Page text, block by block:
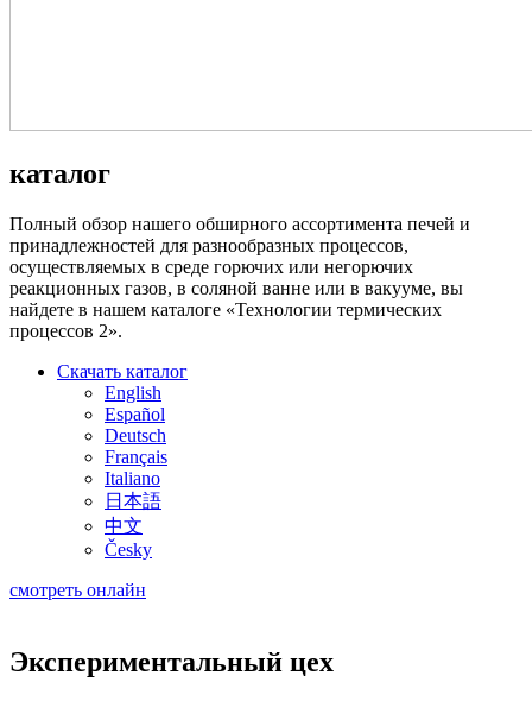
каталог
Полный обзор нашего обширного ассортимента печей и
принадлежностей для разнообразных процессов,
осуществляемых в среде горючих или негорючих
реакционных газов, в соляной ванне или в вакууме, вы
найдете в нашем каталоге «Технологии термических
процессов 2».
Скачать каталог
English
Español
Deutsch
Français
Italiano
日本語
中文
Česky
смотреть онлайн
Экспериментальный цех